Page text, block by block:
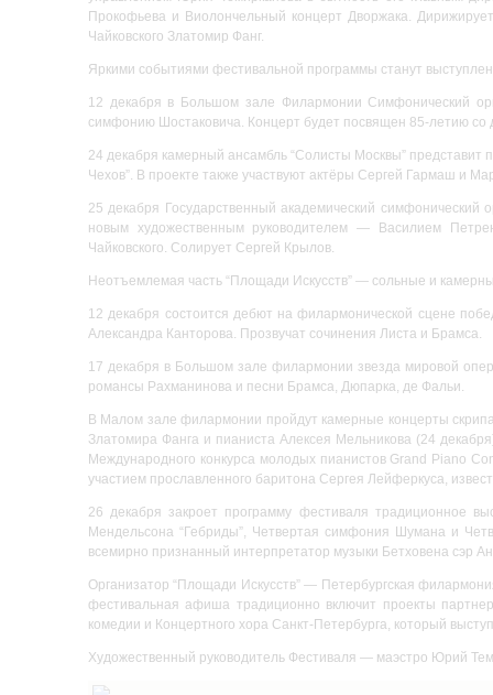
Прокофьева и Виолончельный концерт Дворжака.
Чайковского Златомир Фанг.
Яркими событиями фестивальной программы станут
12 декабря в Большом зале Филармонии Симфонический
симфонию Шостаковича. Концерт будет посвящен 85-летию
24 декабря камерный ансамбль “Солисты Москвы”
Чехов”. В проекте также участвуют актёры Сергей Гармаш и
25 декабря Государственный академический
новым художественным руководителем — Василием
Чайковского. Солирует Сергей Крылов.
Неотъемлемая часть “Площади Искусств” — сольные и
12 декабря состоится дебют на филармонической сцене
Александра Канторова. Прозвучат сочинения Листа и Брамса.
17 декабря в Большом зале филармонии звезда мировой
романсы Рахманинова и песни Брамса, Дюпарка, де Фальи.
В Малом зале филармонии пройдут камерные концерты
Златомира Фанга и пианиста Алексея Мельникова (24
Международного конкурса молодых пианистов Grand Piano
участием прославленного баритона Сергея Лейферкуса,
26 декабря закроет программу фестиваля традиционное
Мендельсона “Гебриды”, Четвертая симфония Шумана и
всемирно признанный интерпретатор музыки Бетховена сэр
Организатор “Площади Искусств” — Петербургская
фестивальная афиша традиционно включит проекты
комедии и Концертного хора Санкт-Петербурга, который
Художественный руководитель Фестиваля — маэстро Юрий